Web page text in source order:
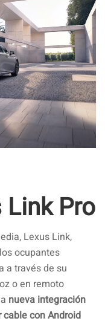
Pro
Lexus Link,
ocupantes
a través de su
o en remoto
nueva integración
cable con Android